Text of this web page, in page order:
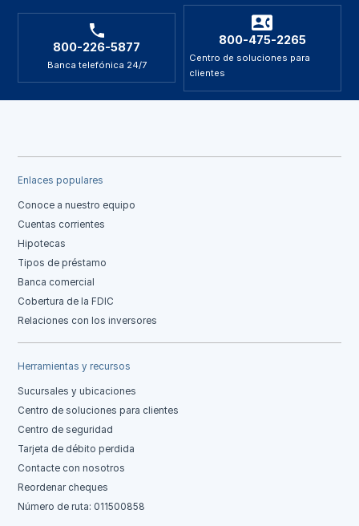
800-226-5877
Banca telefónica 24/7
800-475-2265
Centro de soluciones para
clientes
Enlaces populares
Conoce a nuestro equipo
Cuentas corrientes
Hipotecas
Tipos de préstamo
Banca comercial
Cobertura de la FDIC
Relaciones con los inversores
Herramientas y recursos
Sucursales y ubicaciones
Centro de soluciones para clientes
Centro de seguridad
Tarjeta de débito perdida
Contacte con nosotros
Reordenar cheques
Número de ruta: 011500858